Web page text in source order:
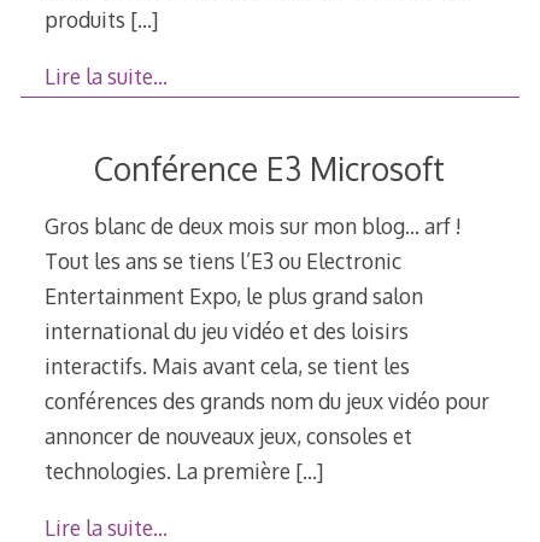
produits […]
Lire la suite…
Conférence E3 Microsoft
Gros blanc de deux mois sur mon blog… arf !
Tout les ans se tiens l’E3 ou Electronic
Entertainment Expo, le plus grand salon
international du jeu vidéo et des loisirs
interactifs. Mais avant cela, se tient les
conférences des grands nom du jeux vidéo pour
annoncer de nouveaux jeux, consoles et
technologies. La première […]
Lire la suite…